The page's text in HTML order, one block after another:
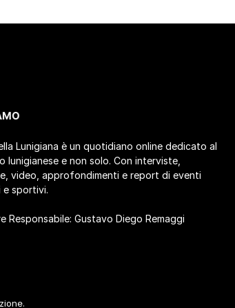
Lunigiana è un quotidiano online dedicato al
lunigianese e non solo. Con interviste,
video, approfondimenti e report di eventi
e sportivi.
Responsabile: Gustavo Diego Remaggi